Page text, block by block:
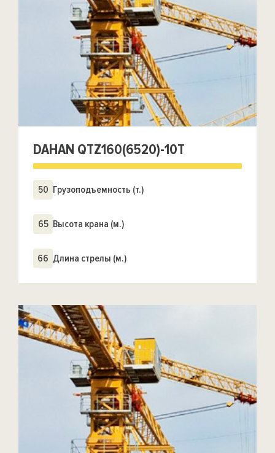
DAHAN QTZ160(6520)-10T
50 Грузоподъемность (т.)
65 Высота крана (м.)
66 Длина стрелы (м.)